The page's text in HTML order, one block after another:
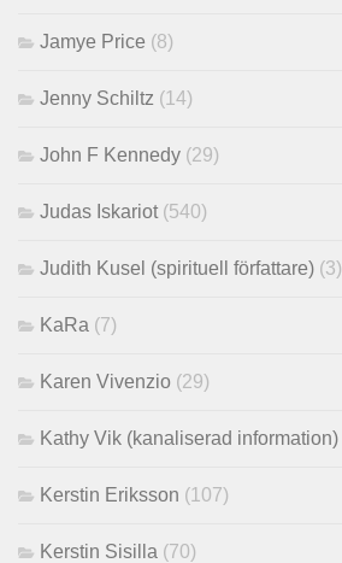
Jamye Price (8)
Jenny Schiltz (14)
John F Kennedy (29)
Judas Iskariot (540)
Judith Kusel (spirituell författare) (3)
KaRa (7)
Karen Vivenzio (29)
Kathy Vik (kanaliserad information)
Kerstin Eriksson (107)
Kerstin Sisilla (70)